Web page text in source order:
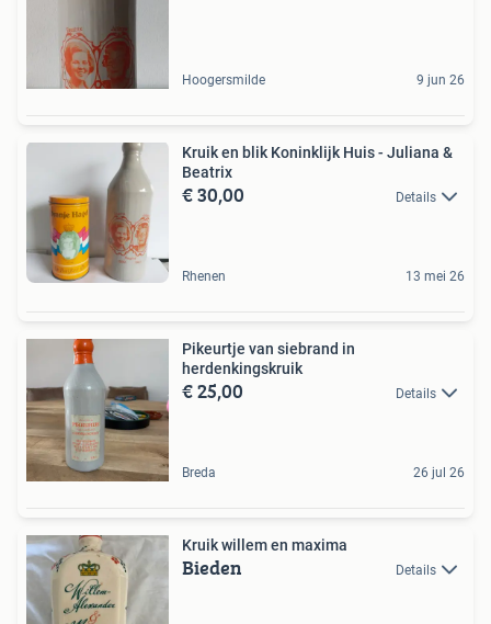
Hoogersmilde 9 jun 26
Kruik en blik Koninklijk Huis - Juliana &
Beatrix
€ 30,00 Details
Rhenen 13 mei 26
Pikeurtje van siebrand in
herdenkingskruik
€ 25,00 Details
Breda 26 jul 26
Kruik willem en maxima
Bieden Details